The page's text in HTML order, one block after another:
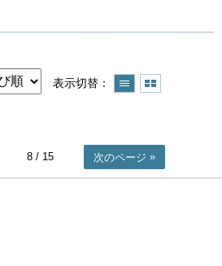
表示切替
8/ 15 次のページ